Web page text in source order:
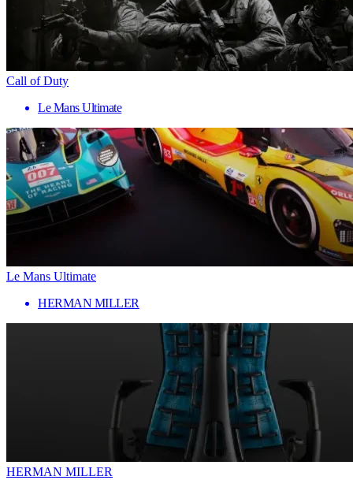
Call of Duty
Le Mans Ultimate
Le Mans Ultimate
HERMAN MILLER
HERMAN MILLER